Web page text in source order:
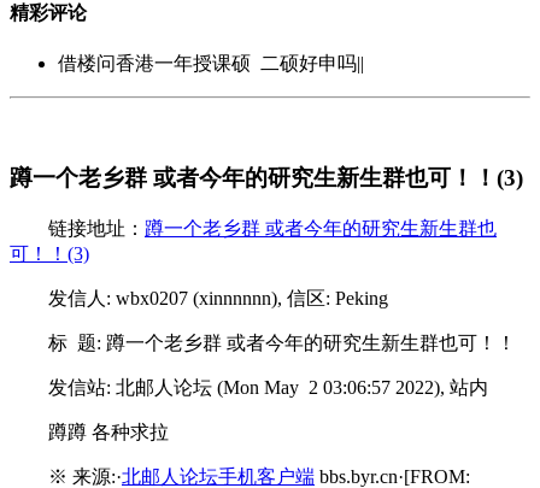
精彩评论
借楼问香港一年授课硕 二硕好申吗||
蹲一个老乡群 或者今年的研究生新生群也可！！(3)
链接地址： 蹲一个老乡群 或者今年的研究生新生群也
可！！(3)
发信人: wbx0207 (xinnnnnn), 信区: Peking
标 题: 蹲一个老乡群 或者今年的研究生新生群也可！！
发信站: 北邮人论坛 (Mon May 2 03:06:57 2022), 站内
蹲蹲 各种求拉
※ 来源:·北邮人论坛手机客户端 bbs.byr.cn·[FROM: